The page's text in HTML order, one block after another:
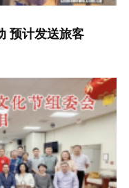
预计发送旅客